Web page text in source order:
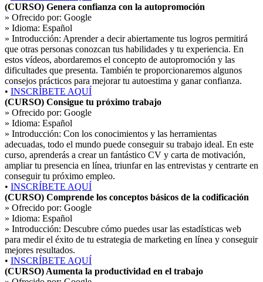
(CURSO) Genera confianza con la autopromoción
» Ofrecido por: Google
» Idioma: Español
» Introducción: Aprender a decir abiertamente tus logros permitirá
que otras personas conozcan tus habilidades y tu experiencia. En
estos vídeos, abordaremos el concepto de autopromoción y las
dificultades que presenta. También te proporcionaremos algunos
consejos prácticos para mejorar tu autoestima y ganar confianza.
• INSCRÍBETE AQUÍ
(CURSO) Consigue tu próximo trabajo
» Ofrecido por: Google
» Idioma: Español
» Introducción: Con los conocimientos y las herramientas
adecuadas, todo el mundo puede conseguir su trabajo ideal. En este
curso, aprenderás a crear un fantástico CV y carta de motivación,
ampliar tu presencia en línea, triunfar en las entrevistas y centrarte en
conseguir tu próximo empleo.
• INSCRÍBETE AQUÍ
(CURSO) Comprende los conceptos básicos de la codificación
» Ofrecido por: Google
» Idioma: Español
» Introducción: Descubre cómo puedes usar las estadísticas web
para medir el éxito de tu estrategia de marketing en línea y conseguir
mejores resultados.
• INSCRÍBETE AQUÍ
(CURSO) Aumenta la productividad en el trabajo